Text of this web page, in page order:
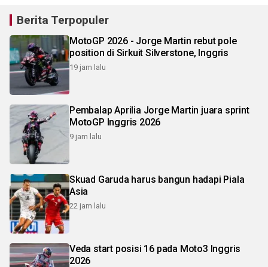
Berita Terpopuler
MotoGP 2026 - Jorge Martin rebut pole
position di Sirkuit Silverstone, Inggris
19 jam lalu
Pembalap Aprilia Jorge Martin juara sprint
MotoGP Inggris 2026
9 jam lalu
Skuad Garuda harus bangun hadapi Piala
Asia
22 jam lalu
Veda start posisi 16 pada Moto3 Inggris
2026